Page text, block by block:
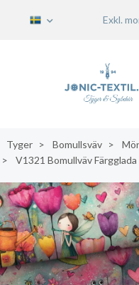
Exkl.
Tyger Bomullsväv
V1321 Bomullväv Färgglada